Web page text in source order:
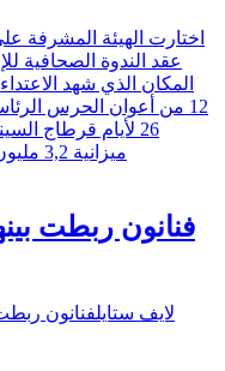
اختارت الهيئة المشرفة
المكان الذي شهد
12 من أعوان الحرس
26 لأيام قرطاج
فنانون ربطت